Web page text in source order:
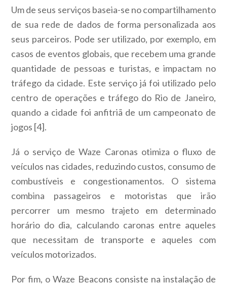
Um de seus serviços baseia-se no compartilhamento
de sua rede de dados de forma personalizada aos
seus parceiros. Pode ser utilizado, por exemplo, em
casos de eventos globais, que recebem uma grande
quantidade de pessoas e turistas, e impactam no
tráfego da cidade. Este serviço já foi utilizado pelo
centro de operações e tráfego do Rio de Janeiro,
quando a cidade foi anfitriã de um campeonato de
jogos [4].
Já o serviço de Waze Caronas otimiza o fluxo de
veículos nas cidades, reduzindo custos, consumo de
combustíveis e congestionamentos. O sistema
combina passageiros e motoristas que irão
percorrer um mesmo trajeto em determinado
horário do dia, calculando caronas entre aqueles
que necessitam de transporte e aqueles com
veículos motorizados.
Por fim, o Waze Beacons consiste na instalação de